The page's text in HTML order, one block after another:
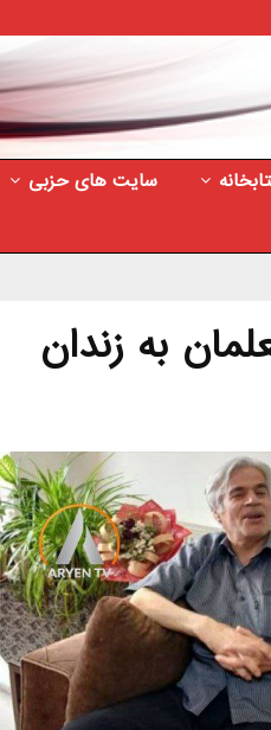
سایت های حزبی
صنفی معلمان به زندان